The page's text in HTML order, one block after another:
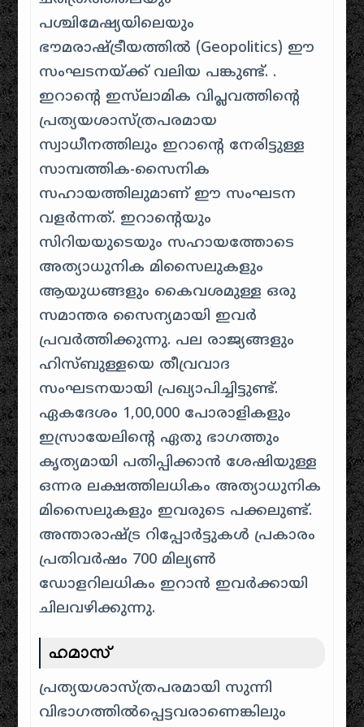
പശ്ചിമേഷ്യയിലെയും
ഭൗമരാഷ്ട്രീയത്തിൽ (Geopolitics) ഈ
സംഘടനയ്ക്ക് വലിയ പങ്കുണ്ട്. .
ഇറാന്റെ ഇസ്‌ലാമിക വിപ്ലവത്തിന്റെ
പ്രത്യയശാസ്ത്രപരമായ
സ്വാധീനത്തിലും ഇറാന്റെ നേരിട്ടുള്ള
സാമ്പത്തിക-സൈനിക
സഹായത്തിലുമാണ് ഈ സംഘടന
വളർന്നത്. ഇറാന്റെയും
സിറിയയുടെയും സഹായത്തോടെ
അത്യാധുനിക മിസൈലുകളും
ആയുധങ്ങളും കൈവശമുള്ള ഒരു
സമാന്തര സൈന്യമായി ഇവർ
പ്രവർത്തിക്കുന്നു. പല രാജ്യങ്ങളും
ഹിസ്ബുള്ളയെ തീവ്രവാദ
സംഘടനയായി പ്രഖ്യാപിച്ചിട്ടുണ്ട്.
ഏകദേശം 1,00,000 പോരാളികളും
ഇസ്രായേലിന്റെ ഏതു ഭാഗത്തും
കൃത്യമായി പതിപ്പിക്കാൻ ശേഷിയുള്ള
ഒന്നര ലക്ഷത്തിലധികം അത്യാധുനിക
മിസൈലുകളും ഇവരുടെ പക്കലുണ്ട്. ​
അന്താരാഷ്ട്ര റിപ്പോർട്ടുകൾ പ്രകാരം
പ്രതിവർഷം 700 മില്യൺ
ഡോളറിലധികം ഇറാൻ ഇവർക്കായി
ചിലവഴിക്കുന്നു.
ഹമാസ്
പ്രത്യയശാസ്ത്രപരമായി സുന്നി
വിഭാഗത്തിൽപ്പെട്ടവരാണെങ്കിലും